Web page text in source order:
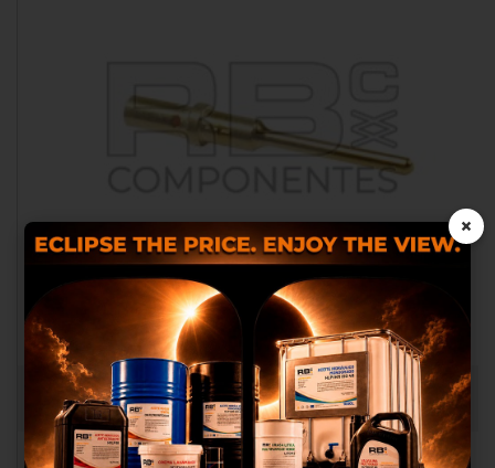
TERM,PIN,SOLID,20-24AWG GOLD
RB016679
Les cookies nous permettent de
personnaliser le contenu et les
annonces, d’offrir des
fonctionnalités relatives aux médias
sociaux et analyser notre trafic.
Nous partageons également des
informations sur l’utilisation de
notre site avec nos partenaires des
médias sociaux, de publicité et
×